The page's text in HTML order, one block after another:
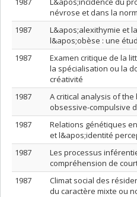
névrose et dans la
1987
L&apos;alexithymie et
l&apos;obèse : une
1987
Examen critique de la
la spécialisation ou la
créativité
1987
A critical analysis of
obsessive-compulsive
1987
Relations génétiques
et l&apos;identité
1987
Les processus
compréhension de
1987
Climat social des
du caractère mixte ou